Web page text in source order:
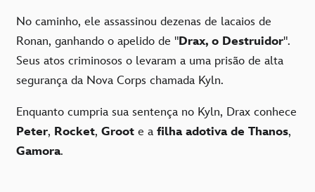
No caminho, ele assassinou dezenas de lacaios de
Ronan, ganhando o apelido de "Drax, o Destruidor".
Seus atos criminosos o levaram a uma prisão de alta
segurança da Nova Corps chamada Kyln.
Enquanto cumpria sua sentença no Kyln, Drax conhece
Peter, Rocket, Groot e a filha adotiva de Thanos,
Gamora.